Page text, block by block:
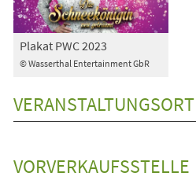
© Wasserthal Entertainment GbR
Plakat PWC 2023
VERANSTALTUNGSORT
VORVERKAUFSSTELLE